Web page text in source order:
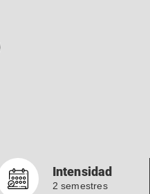
Intensidad
2 semestres